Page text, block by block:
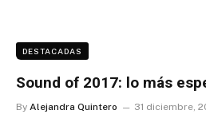
DESTACADAS
Sound of 2017: lo más
By Alejandra Quintero 31 diciembre,